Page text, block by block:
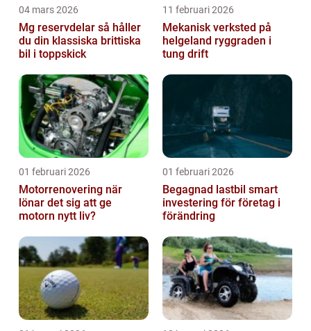
04 mars 2026
Mg reservdelar så håller
du din klassiska brittiska
bil i toppskick
11 februari 2026
Mekanisk verksted på
helgeland ryggraden i
tung drift
01 februari 2026
Motorrenovering när
lönar det sig att ge
motorn nytt liv?
01 februari 2026
Begagnad lastbil smart
investering för företag i
förändring